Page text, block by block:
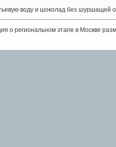
воду и шоколад без шуршащей
о региональном этапе в Москве